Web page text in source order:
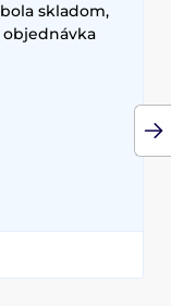
skladom,